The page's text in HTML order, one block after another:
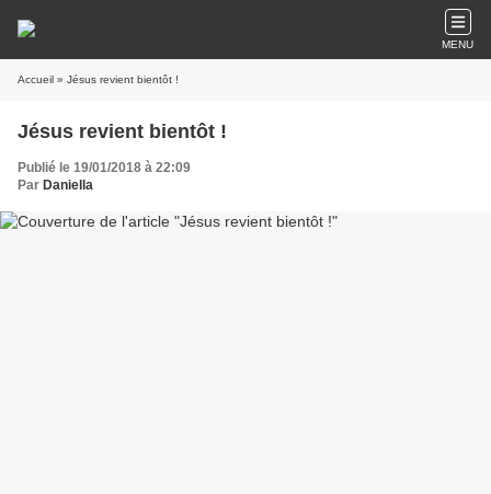
MENU
Accueil » Jésus revient bientôt !
Jésus revient bientôt !
Publié le 19/01/2018 à 22:09
Par Daniella